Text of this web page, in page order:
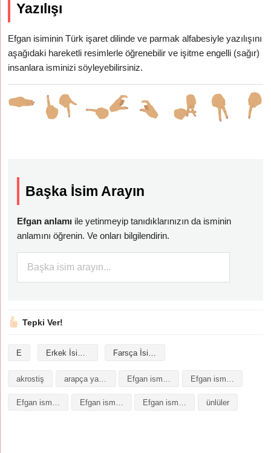
Yazılışı
Efgan isiminin Türk işaret dilinde ve parmak alfabesiyle yazılışını
aşağıdaki hareketli resimlerle öğrenebilir ve işitme engelli (sağır)
insanlara isminizi söyleyebilirsiniz.
Başka İsim Arayın
Efgan anlamı ile yetinmeyip tanıdıklarınızın da isminin
anlamını öğrenin. Ve onları bilgilendirin.
Tepki Ver!
E Erkek İsimleri Farsça İsimler
akrostiş arapça yazılışı
Efgan isminin baş harfleriyle şiir Efgan isminin kökeni Efgan isminin numerolojisi ünlüler